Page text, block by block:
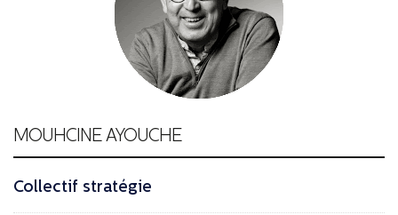
MOUHCINE AYOUCHE
Collectif stratégie